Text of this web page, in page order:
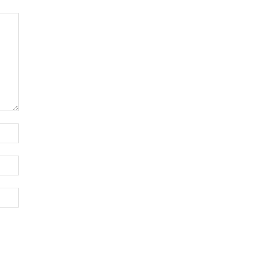
почта:*
Сайт: